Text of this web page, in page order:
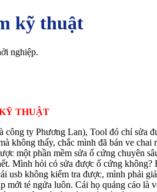
kỹ thuật
nghiệp.
THUẬT
công ty Phương Lan), Tool đó chỉ sửa
không thấy, chắc mình đã bán ve chai
một phần mềm sửa ổ cứng chuyên
Mình hỏi có sửa được ổ cứng không?
usb không kiểm tra được, mình phải
mới té ngửa luôn. Cái họ quảng cáo là